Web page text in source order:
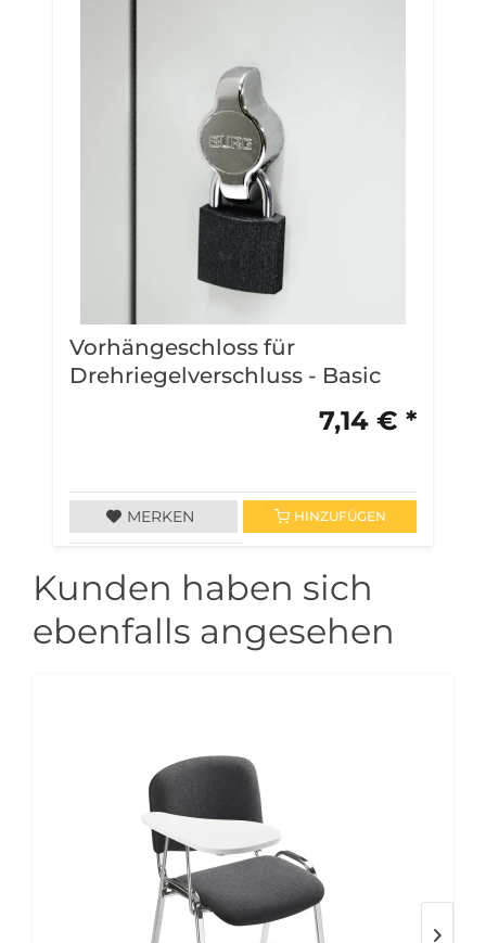
Vorhängeschloss für
Drehriegelverschluss - Basic
7,14 € *
MERKEN HINZUFÜGEN
Kunden haben sich
ebenfalls angesehen